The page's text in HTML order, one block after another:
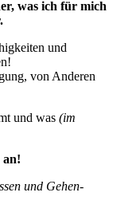
was ich für mich
und
von Anderen
und was (im
an!
und Gehen-